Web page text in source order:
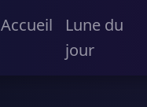
Accueil
Lune du
jour